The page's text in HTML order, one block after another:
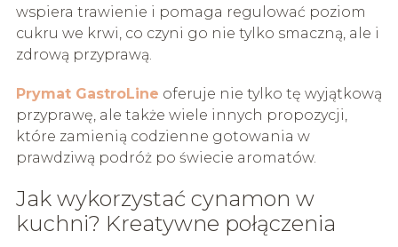
wspiera trawienie i pomaga regulować poziom
cukru we krwi, co czyni go nie tylko smaczną, ale i
zdrową przyprawą.
Prymat GastroLine oferuje nie tylko tę wyjątkową
przyprawę, ale także wiele innych propozycji,
które zamienią codzienne gotowania w
prawdziwą podróż po świecie aromatów.
Jak wykorzystać cynamon w
kuchni? Kreatywne połączenia